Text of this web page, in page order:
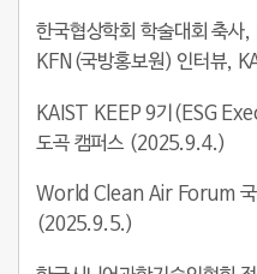
한국협상학회 학술대회 축
KFN(국방홍보원) 인터뷰,
KAIST KEEP 9기(ESG
도곡 캠퍼스 (2025.9.4.)
World Clean Air Forum 국
(2025.9.5.)